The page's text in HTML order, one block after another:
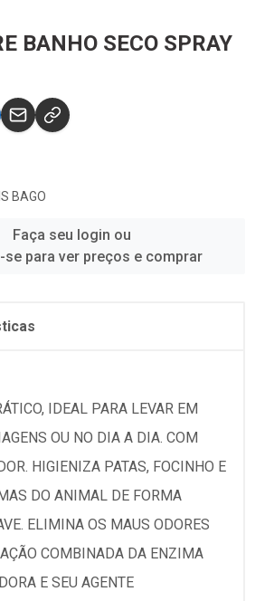
BANHO SECO SPRAY
BAGO
Faça seu login ou
se para ver preços e comprar
IDEAL PARA LEVAR EM
OU NO DIA A DIA. COM
HIGIENIZA PATAS, FOCINHO E
DO ANIMAL DE FORMA
ELIMINA OS MAUS ODORES
COMBINADA DA ENZIMA
E SEU AGENTE